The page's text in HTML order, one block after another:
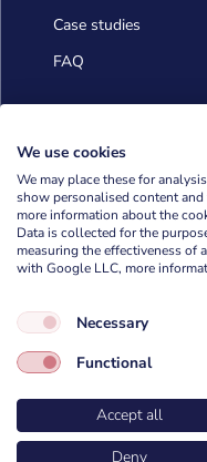
Case studies
FAQ

 +48 505 372 810

ul. Petuniowa 9/5,
53-238 Wrocław,
We use cookies
We may place these for
show personalised content
more information about the
Data is collected for the
measuring the effectiveness of
with Google LLC, more
Necessary
Functional
Accept all
Deny